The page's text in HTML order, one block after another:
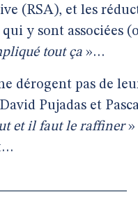
(RSA), et les
y sont associées
tout ça »…
dérogent pas de
Pujadas et
et il faut le raffiner»